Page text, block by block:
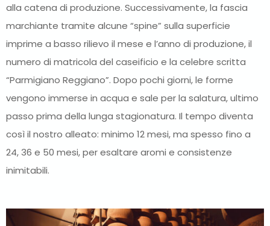
alla catena di produzione. Successivamente, la fascia
marchiante tramite alcune “spine” sulla superficie
imprime a basso rilievo il mese e l’anno di produzione, il
numero di matricola del caseificio e la celebre scritta
“Parmigiano Reggiano”. Dopo pochi giorni, le forme
vengono immerse in acqua e sale per la salatura, ultimo
passo prima della lunga stagionatura. Il tempo diventa
così il nostro alleato: minimo 12 mesi, ma spesso fino a
24, 36 e 50 mesi, per esaltare aromi e consistenze
inimitabili.